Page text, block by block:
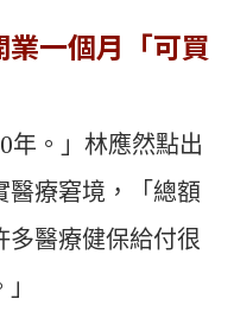
一個月「可買
年。」林應然點出
醫療窘境，「總額
多醫療健保給付很